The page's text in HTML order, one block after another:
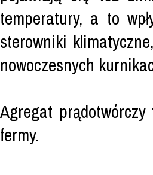
temperatury, a to
sterowniki
nowoczesnych
Agregat
fermy.